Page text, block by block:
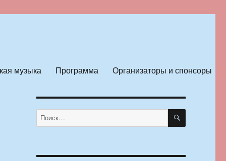
музыка Программа Организаторы и спонсоры
Искать: ПОИСК